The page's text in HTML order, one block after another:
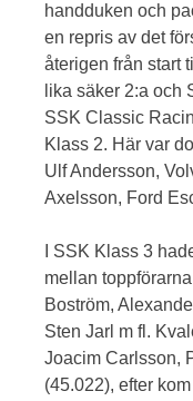
handduken och
en repris av det
återigen från start
lika säker 2:a och
SSK Classic
Klass 2. Här var
Ulf Andersson,
Axelsson, Ford
I SSK Klass 3
mellan
Boström,
Sten Jarl m fl.
Joacim Carlsson,
(45.022), efter